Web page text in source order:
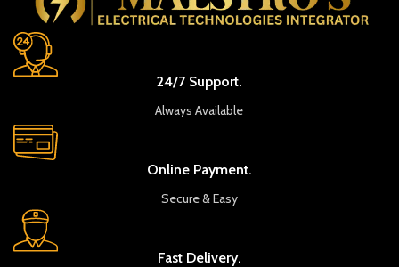
24/7 Support.
Always Available
Online Payment.
Secure & Easy
Fast Delivery.